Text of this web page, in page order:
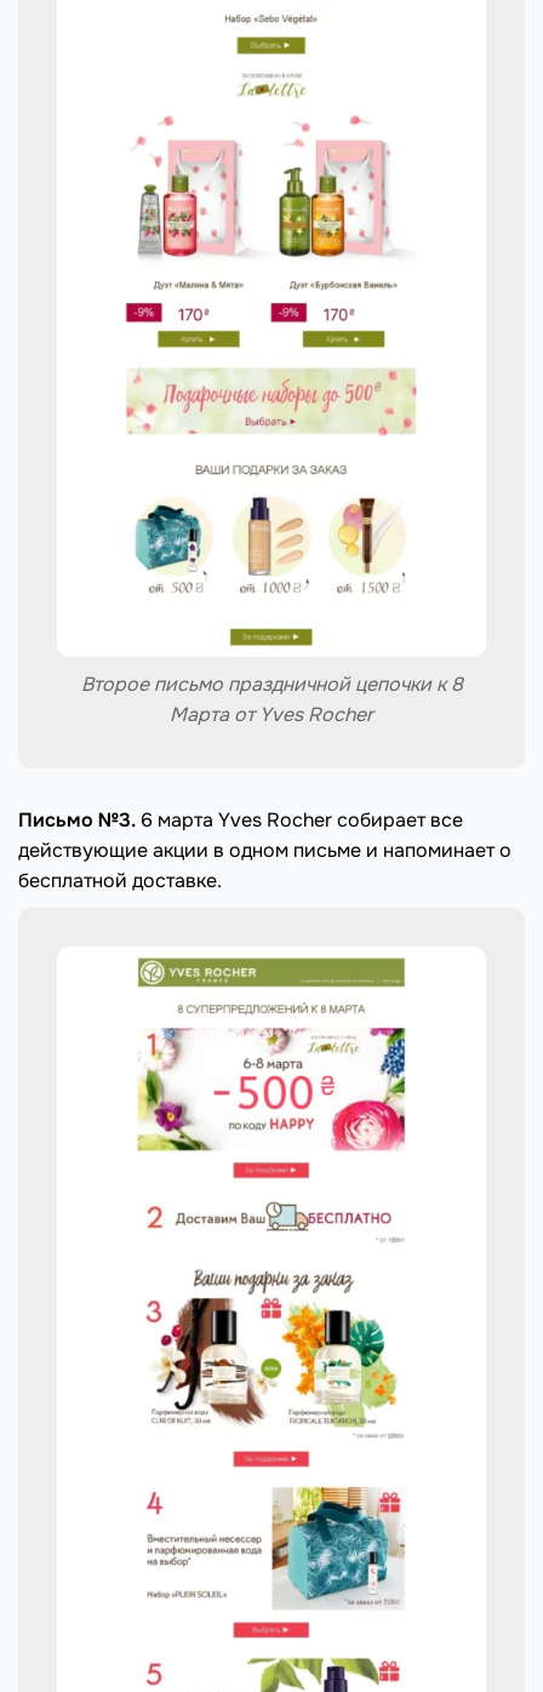
Второе письмо праздничной цепочки к 8
Марта от Yves Rocher
Письмо №3. 6 марта Yves Rocher собирает все
действующие акции в одном письме и напоминает о
бесплатной доставке.